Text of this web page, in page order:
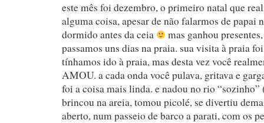
este mês foi dezembro, o primeiro natal que
alguma coisa, apesar de não falarmos de papai
dormido antes da ceia
mas ganhou
passamos uns dias na praia. sua visita à praia
tínhamos ido à praia, mas desta vez você
AMOU. a cada onda você pulava, gritava e
foi a coisa mais linda. e nadou no rio “sozinho”
brincou na areia, tomou picolé, se divertiu
aberto, num passeio de barco a parati, com os